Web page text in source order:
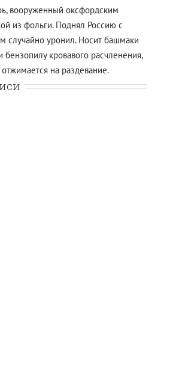
вооруженный оксфордским
из фольги. Поднял Россию с
случайно уронил. Носит башмаки
бензопилу кровавого расчленения,
на раздевание.